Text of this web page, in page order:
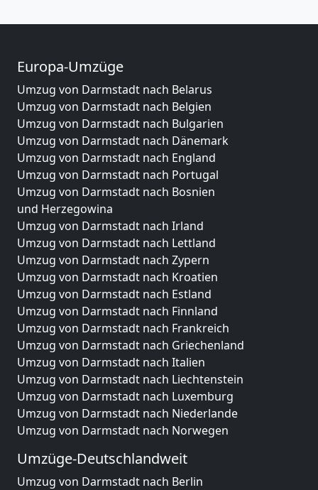
Europa-Umzüge
Umzug von Darmstadt nach Belarus
Umzug von Darmstadt nach Belgien
Umzug von Darmstadt nach Bulgarien
Umzug von Darmstadt nach Dänemark
Umzug von Darmstadt nach England
Umzug von Darmstadt nach Portugal
Umzug von Darmstadt nach Bosnien
und Herzegowina
Umzug von Darmstadt nach Irland
Umzug von Darmstadt nach Lettland
Umzug von Darmstadt nach Zypern
Umzug von Darmstadt nach Kroatien
Umzug von Darmstadt nach Estland
Umzug von Darmstadt nach Finnland
Umzug von Darmstadt nach Frankreich
Umzug von Darmstadt nach Griechenland
Umzug von Darmstadt nach Italien
Umzug von Darmstadt nach Liechtenstein
Umzug von Darmstadt nach Luxemburg
Umzug von Darmstadt nach Niederlande
Umzug von Darmstadt nach Norwegen
Umzüge-Deutschlandweit
Umzug von Darmstadt nach Berlin